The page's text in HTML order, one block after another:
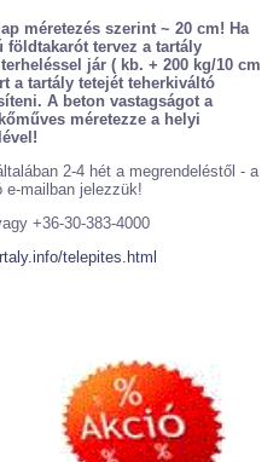
méretezés szerint ~ 20 cm! Ha
földtakarót tervez a tartály
jár ( kb. + 200 kg/10 cm
a tartály tetejét teherkiváltó
A beton vastagságot a
méretezze a helyi
2-4 hét a megrendeléstől - a
e-mailban jelezzük!
+36-30-383-4000
telepites.html